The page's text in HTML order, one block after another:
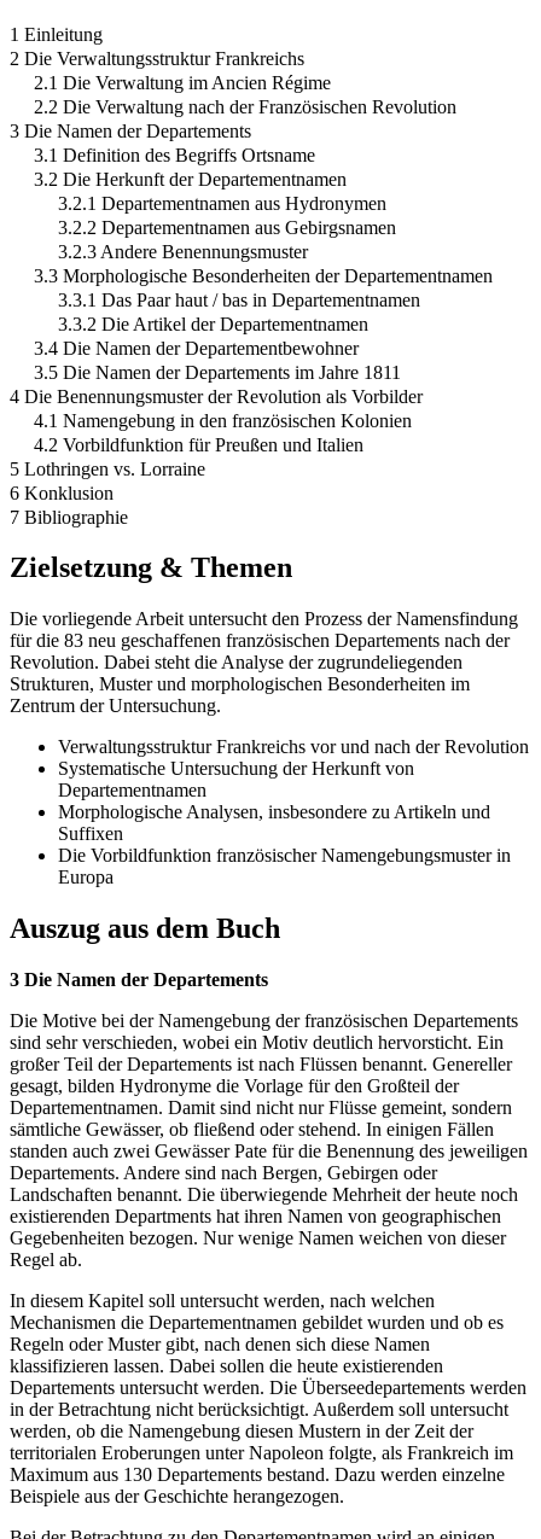
1 Einleitung
2 Die Verwaltungsstruktur Frankreichs
2.1 Die Verwaltung im Ancien Régime
2.2 Die Verwaltung nach der Französischen Revolution
3 Die Namen der Departements
3.1 Definition des Begriffs Ortsname
3.2 Die Herkunft der Departementnamen
3.2.1 Departementnamen aus Hydronymen
3.2.2 Departementnamen aus Gebirgsnamen
3.2.3 Andere Benennungsmuster
3.3 Morphologische Besonderheiten der Departementnamen
3.3.1 Das Paar haut / bas in Departementnamen
3.3.2 Die Artikel der Departementnamen
3.4 Die Namen der Departementbewohner
3.5 Die Namen der Departements im Jahre 1811
4 Die Benennungsmuster der Revolution als Vorbilder
4.1 Namengebung in den französischen Kolonien
4.2 Vorbildfunktion für Preußen und Italien
5 Lothringen vs. Lorraine
6 Konklusion
7 Bibliographie
Zielsetzung & Themen
Die vorliegende Arbeit untersucht den Prozess der Namensfindung
für die 83 neu geschaffenen französischen Departements nach der
Revolution. Dabei steht die Analyse der zugrundeliegenden
Strukturen, Muster und morphologischen Besonderheiten im
Zentrum der Untersuchung.
Verwaltungsstruktur Frankreichs vor und nach der Revolution
Systematische Untersuchung der Herkunft von
Departementnamen
Morphologische Analysen, insbesondere zu Artikeln und
Suffixen
Die Vorbildfunktion französischer Namengebungsmuster in
Europa
Auszug aus dem Buch
3 Die Namen der Departements
Die Motive bei der Namengebung der französischen Departements
sind sehr verschieden, wobei ein Motiv deutlich hervorsticht. Ein
großer Teil der Departements ist nach Flüssen benannt. Genereller
gesagt, bilden Hydronyme die Vorlage für den Großteil der
Departementnamen. Damit sind nicht nur Flüsse gemeint, sondern
sämtliche Gewässer, ob fließend oder stehend. In einigen Fällen
standen auch zwei Gewässer Pate für die Benennung des jeweiligen
Departements. Andere sind nach Bergen, Gebirgen oder
Landschaften benannt. Die überwiegende Mehrheit der heute noch
existierenden Departments hat ihren Namen von geographischen
Gegebenheiten bezogen. Nur wenige Namen weichen von dieser
Regel ab.
In diesem Kapitel soll untersucht werden, nach welchen
Mechanismen die Departementnamen gebildet wurden und ob es
Regeln oder Muster gibt, nach denen sich diese Namen
klassifizieren lassen. Dabei sollen die heute existierenden
Departements untersucht werden. Die Überseedepartements werden
in der Betrachtung nicht berücksichtigt. Außerdem soll untersucht
werden, ob die Namengebung diesen Mustern in der Zeit der
territorialen Eroberungen unter Napoleon folgte, als Frankreich im
Maximum aus 130 Departements bestand. Dazu werden einzelne
Beispiele aus der Geschichte herangezogen.